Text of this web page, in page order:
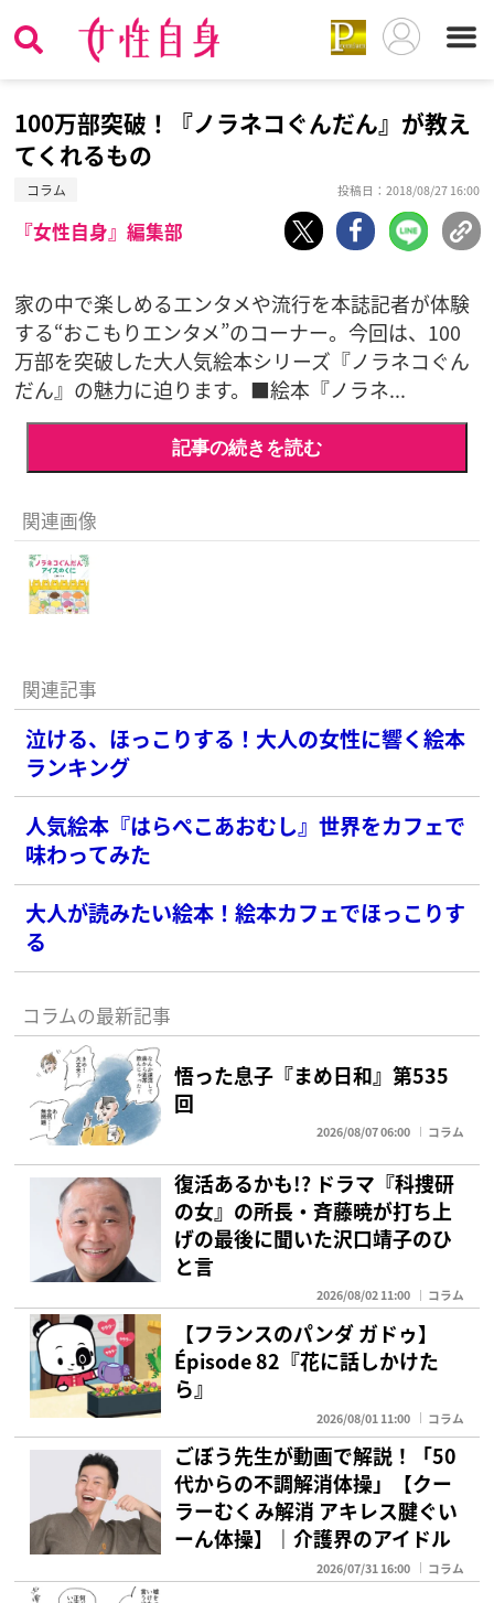
100万部突破！『ノラネコぐんだん』が教え
てくれるもの
コラム 投稿日：2018/08/27 16:00
『女性自身』編集部
家の中で楽しめるエンタメや流行を本誌記者が体験
する“おこもりエンタメ”のコーナー。今回は、100
万部を突破した大人気絵本シリーズ『ノラネコぐん
だん』の魅力に迫ります。■絵本『ノラネ...
記事の続きを読む
関連画像
関連記事
泣ける、ほっこりする！大人の女性に響く絵本
ランキング
人気絵本『はらぺこあおむし』世界をカフェで
味わってみた
大人が読みたい絵本！絵本カフェでほっこりす
る
コラムの最新記事
悟った息子『まめ日和』第535
回
2026/08/07 06:00 コラム
復活あるかも!? ドラマ『科捜研
の女』の所長・斉藤暁が打ち上
げの最後に聞いた沢口靖子のひ
と言
2026/08/02 11:00 コラム
【フランスのパンダ ガドゥ】
Épisode 82『花に話しかけた
ら』
2026/08/01 11:00 コラム
ごぼう先生が動画で解説！「50
代からの不調解消体操」【クー
ラーむくみ解消 アキレス腱ぐい
ーん体操】｜介護界のアイドル
2026/07/31 16:00 コラム